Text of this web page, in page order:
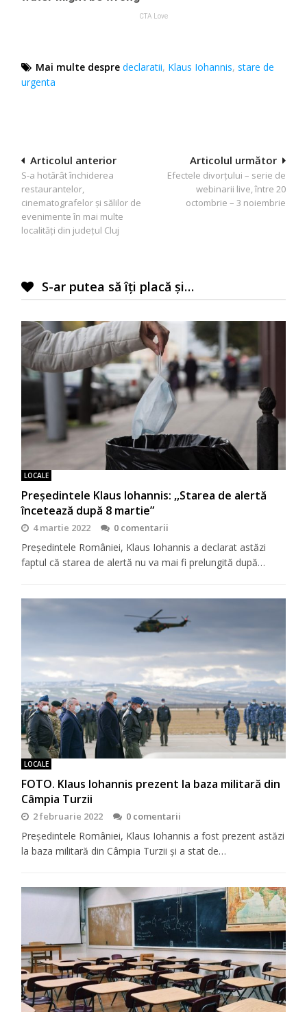
Mai multe despre declaratii, Klaus Iohannis,stare de
urgenta
Navigare
în
articole
Articolul următor
Efectele divorțului – serie de
webinarii live, între 20
octombrie – 3 noiembrie
Articolul anterior
S-a hotărât închiderea
restaurantelor,
cinematografelor şi sălilor de
evenimente în mai multe
localități din județul Cluj
S-ar putea să îți placă și…
LOCALE
Președintele Klaus Iohannis: ,,Starea de alertă
încetează după 8 martie”
4 martie 2022 0 comentarii
Președintele României, Klaus Iohannis a declarat astăzi
faptul că starea de alertă nu va mai fi prelungită după…
LOCALE
FOTO. Klaus Iohannis prezent la baza militară din
Câmpia Turzii
2 februarie 2022 0 comentarii
Președintele României, Klaus Iohannis a fost prezent astăzi
la baza militară din Câmpia Turzii și a stat de…